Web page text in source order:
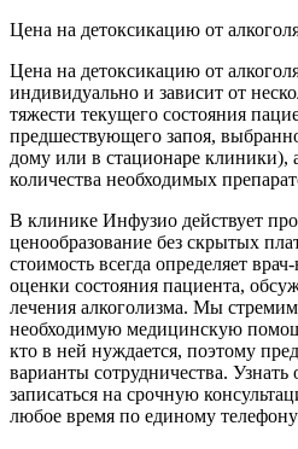
Цена на детоксикацию от
Цена на детоксикацию от
индивидуально и зависит от
тяжести текущего состояния
предшествующего запоя,
дому или в стационаре клиники),
количества необходимых
В клинике Инфузио действует
ценообразование без скрытых
стоимость всегда определяет
оценки состояния пациента,
лечения алкоголизма. Мы
необходимую медицинскую
кто в ней нуждается, поэтому
варианты сотрудничества.
записаться на срочную
любое время по единому